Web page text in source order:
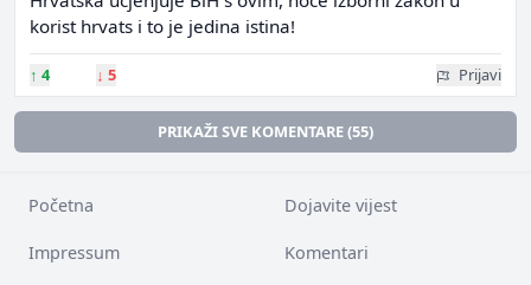
korist hrvats i to je jedina istina!
↑ 4 ↓ 5 Prijavi
PRIKAŽI SVE KOMENTARE (55)
Početna Dojavite vijest
Impressum Komentari